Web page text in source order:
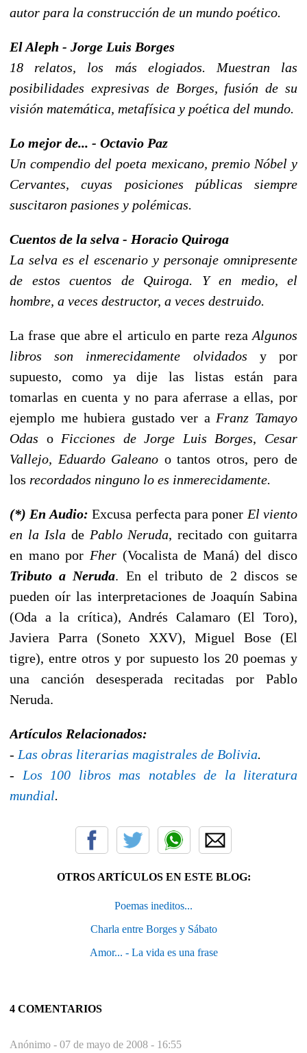
autor para la construcción de un mundo poético.
El Aleph - Jorge Luis Borges
18 relatos, los más elogiados. Muestran las
posibilidades expresivas de Borges, fusión de su
visión matemática, metafísica y poética del mundo.
Lo mejor de... - Octavio Paz
Un compendio del poeta mexicano, premio Nóbel y
Cervantes, cuyas posiciones públicas siempre
suscitaron pasiones y polémicas.
Cuentos de la selva - Horacio Quiroga
La selva es el escenario y personaje omnipresente
de estos cuentos de Quiroga. Y en medio, el
hombre, a veces destructor, a veces destruido.
La frase que abre el articulo en parte reza Algunos
libros son inmerecidamente olvidados y por
supuesto, como ya dije las listas están para
tomarlas en cuenta y no para aferrase a ellas, por
ejemplo me hubiera gustado ver a Franz Tamayo
Odas o Ficciones de Jorge Luis Borges, Cesar
Vallejo, Eduardo Galeano o tantos otros, pero de
los recordados ninguno lo es inmerecidamente.
(*) En Audio: Excusa perfecta para poner El viento
en la Islade Pablo Neruda, recitado con guitarra
en mano por Fher(Vocalista de Maná) del disco
Tributo a Neruda. En el tributo de 2 discos se
pueden oír las interpretaciones de Joaquín Sabina
(Oda a la crítica), Andrés Calamaro (El Toro),
Javiera Parra (Soneto XXV), Miguel Bose (El
tigre), entre otros y por supuesto los 20 poemas y
una canción desesperada recitadas por Pablo
Neruda.
Artículos Relacionados:
- Las obras literarias magistrales de Bolivia.
- Los 100 libros mas notables de la literatura
mundial.
OTROS ARTÍCULOS EN ESTE BLOG:
Poemas ineditos...
Charla entre Borges y Sábato
Amor... - La vida es una frase
4 COMENTARIOS
Anónimo - 07 de mayo de 2008 - 16:55